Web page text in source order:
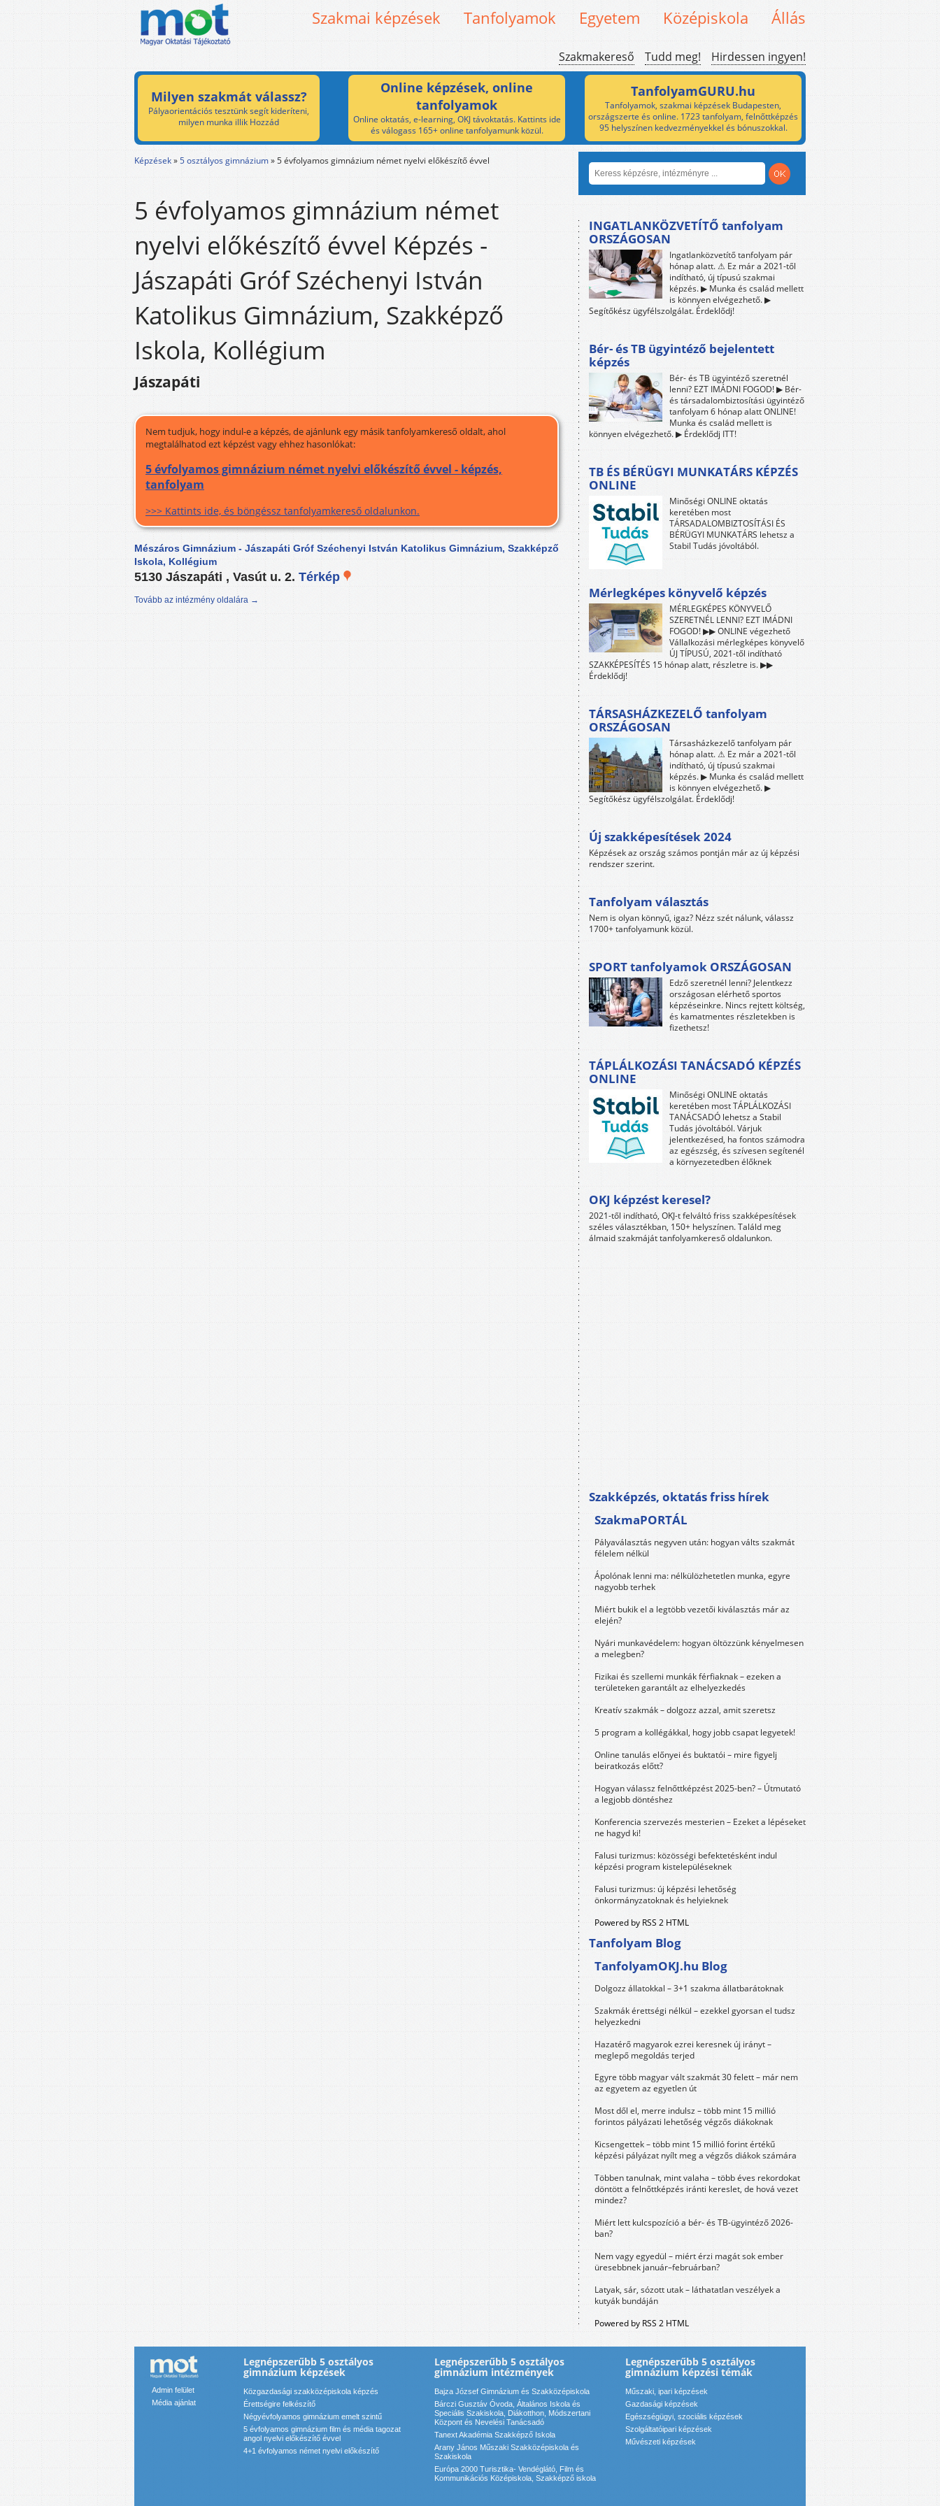
Szakmai képzések Tanfolyamok Egyetem Középiskola Állás
Szakmakereső Tudd meg! Hirdessen ingyen!
Milyen szakmát válassz?
Pályaorientációs tesztünk segít kideríteni,
milyen munka illik Hozzád
Online képzések, online
tanfolyamok
Online oktatás, e-learning, OKJ távoktatás. Kattints ide
és válogass 165+ online tanfolyamunk közül.
TanfolyamGURU.hu
Tanfolyamok, szakmai képzések Budapesten,
országszerte és online. 1723 tanfolyam, felnőttképzés
95 helyszínen kedvezményekkel és bónuszokkal.
Képzések»5 osztályos gimnázium»5 évfolyamos gimnázium német nyelvi előkészítő évvel
5 évfolyamos gimnázium német
nyelvi előkészítő évvel Képzés -
Jászapáti Gróf Széchenyi István
Katolikus Gimnázium, Szakképző
Iskola, Kollégium
Jászapáti
Nem tudjuk, hogy indul-e a képzés, de ajánlunk egy másik tanfolyamkereső oldalt, ahol
megtalálhatod ezt képzést vagy ehhez hasonlókat:
5 évfolyamos gimnázium német nyelvi előkészítő évvel - képzés,
tanfolyam
>>> Kattints ide, és böngéssz tanfolyamkereső oldalunkon.
Mészáros Gimnázium - Jászapáti Gróf Széchenyi István Katolikus Gimnázium, Szakképző
Iskola, Kollégium
5130 Jászapáti , Vasút u. 2. Térkép
Tovább az intézmény oldalára →
INGATLANKÖZVETÍTŐ tanfolyam
ORSZÁGOSAN
Ingatlanközvetítő tanfolyam pár
hónap alatt. ⚠ Ez már a 2021-től
indítható, új típusú szakmai
képzés. ▶ Munka és család mellett
is könnyen elvégezhető. ▶
Segítőkész ügyfélszolgálat. Érdeklődj!
Bér- és TB ügyintéző bejelentett
képzés
Bér- és TB ügyintéző szeretnél
lenni? EZT IMÁDNI FOGOD! ▶ Bér-
és társadalombiztosítási ügyintéző
tanfolyam 6 hónap alatt ONLINE!
Munka és család mellett is
könnyen elvégezhető. ▶ Érdeklődj ITT!
TB ÉS BÉRÜGYI MUNKATÁRS KÉPZÉS
ONLINE
Minőségi ONLINE oktatás
keretében most
TÁRSADALOMBIZTOSÍTÁSI ÉS
BÉRÜGYI MUNKATÁRS lehetsz a
Stabil Tudás jóvoltából.
Mérlegképes könyvelő képzés
MÉRLEGKÉPES KÖNYVELŐ
SZERETNÉL LENNI? EZT IMÁDNI
FOGOD! ▶▶ ONLINE végezhető
Vállalkozási mérlegképes könyvelő
ÚJ TÍPUSÚ, 2021-től indítható
SZAKKÉPESÍTÉS 15 hónap alatt, részletre is. ▶▶
Érdeklődj!
TÁRSASHÁZKEZELŐ tanfolyam
ORSZÁGOSAN
Társasházkezelő tanfolyam pár
hónap alatt. ⚠ Ez már a 2021-től
indítható, új típusú szakmai
képzés. ▶ Munka és család mellett
is könnyen elvégezhető. ▶
Segítőkész ügyfélszolgálat. Érdeklődj!
Új szakképesítések 2024
Képzések az ország számos pontján már az új képzési
rendszer szerint.
Tanfolyam választás
Nem is olyan könnyű, igaz? Nézz szét nálunk, válassz
1700+ tanfolyamunk közül.
SPORT tanfolyamok ORSZÁGOSAN
Edző szeretnél lenni? Jelentkezz
országosan elérhető sportos
képzéseinkre. Nincs rejtett költség,
és kamatmentes részletekben is
fizethetsz!
TÁPLÁLKOZÁSI TANÁCSADÓ KÉPZÉS
ONLINE
Minőségi ONLINE oktatás
keretében most TÁPLÁLKOZÁSI
TANÁCSADÓ lehetsz a Stabil
Tudás jóvoltából. Várjuk
jelentkezésed, ha fontos számodra
az egészség, és szívesen segítenél
a környezetedben élőknek
OKJ képzést keresel?
2021-től indítható, OKJ-t felváltó friss szakképesítések
széles választékban, 150+ helyszínen. Találd meg
álmaid szakmáját tanfolyamkereső oldalunkon.
Szakképzés, oktatás friss hírek
SzakmaPORTÁL
Pályaválasztás negyven után: hogyan válts szakmát
félelem nélkül
Ápolónak lenni ma: nélkülözhetetlen munka, egyre
nagyobb terhek
Miért bukik el a legtöbb vezetői kiválasztás már az
elején?
Nyári munkavédelem: hogyan öltözzünk kényelmesen
a melegben?
Fizikai és szellemi munkák férfiaknak – ezeken a
területeken garantált az elhelyezkedés
Kreatív szakmák – dolgozz azzal, amit szeretsz
5 program a kollégákkal, hogy jobb csapat legyetek!
Online tanulás előnyei és buktatói – mire figyelj
beiratkozás előtt?
Hogyan válassz felnőttképzést 2025-ben? – Útmutató
a legjobb döntéshez
Konferencia szervezés mesterien – Ezeket a lépéseket
ne hagyd ki!
Falusi turizmus: közösségi befektetésként indul
képzési program kistelepüléseknek
Falusi turizmus: új képzési lehetőség
önkormányzatoknak és helyieknek
Powered by RSS 2 HTML
Tanfolyam Blog
TanfolyamOKJ.hu Blog
Dolgozz állatokkal – 3+1 szakma állatbarátoknak
Szakmák érettségi nélkül – ezekkel gyorsan el tudsz
helyezkedni
Hazatérő magyarok ezrei keresnek új irányt –
meglepő megoldás terjed
Egyre több magyar vált szakmát 30 felett – már nem
az egyetem az egyetlen út
Most dől el, merre indulsz – több mint 15 millió
forintos pályázati lehetőség végzős diákoknak
Kicsengettek – több mint 15 millió forint értékű
képzési pályázat nyílt meg a végzős diákok számára
Többen tanulnak, mint valaha – több éves rekordokat
döntött a felnőttképzés iránti kereslet, de hová vezet
mindez?
Miért lett kulcspozíció a bér- és TB-ügyintéző 2026-
ban?
Nem vagy egyedül – miért érzi magát sok ember
üresebbnek január–februárban?
Latyak, sár, sózott utak – láthatatlan veszélyek a
kutyák bundáján
Powered by RSS 2 HTML
Admin felület
Média ajánlat
Legnépszerűbb 5 osztályos
gimnázium képzések
Közgazdasági szakközépiskola képzés
Érettségire felkészítő
Négyévfolyamos gimnázium emelt szintű
5 évfolyamos gimnázium film és média tagozat
angol nyelvi előkészítő évvel
4+1 évfolyamos német nyelvi előkészítő
Legnépszerűbb 5 osztályos
gimnázium intézmények
Bajza József Gimnázium és Szakközépiskola
Bárczi Gusztáv Óvoda, Általános Iskola és
Speciális Szakiskola, Diákotthon, Módszertani
Központ és Nevelési Tanácsadó
Tanext Akadémia Szakképző Iskola
Arany János Műszaki Szakközépiskola és
Szakiskola
Európa 2000 Turisztika- Vendéglátó, Film és
Kommunikációs Középiskola, Szakképző iskola
Legnépszerűbb 5 osztályos
gimnázium képzési témák
Műszaki, ipari képzések
Gazdasági képzések
Egészségügyi, szociális képzések
Szolgáltatóipari képzések
Művészeti képzések